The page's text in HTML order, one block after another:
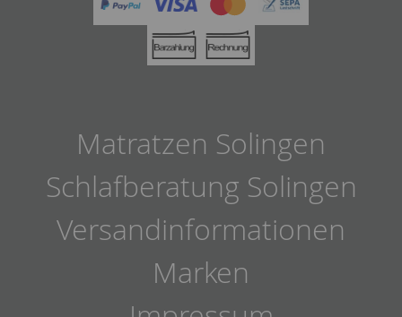
Matratzen Solingen
Schlafberatung Solingen
Versandinformationen
Marken